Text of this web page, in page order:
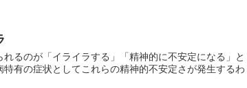
るのが「イライラする」「精神的に不安定になる」と
有の症状としてこれらの精神的不安定さが発生するわ